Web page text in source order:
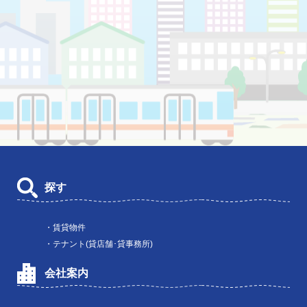
探す
・賃貸物件
・テナント(貸店舗･貸事務所)
会社案内